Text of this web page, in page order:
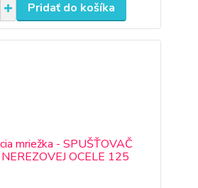
Pridať do košíka